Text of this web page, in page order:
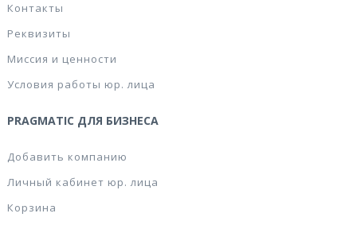
Контакты
Реквизиты
Миссия и ценности
Условия работы юр. лица
PRAGMATIC ДЛЯ БИЗНЕСА
Добавить компанию
Личный кабинет юр. лица
Корзина